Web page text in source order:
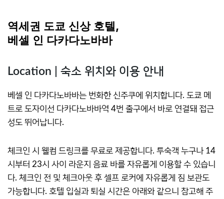
역세권 도쿄 신상 호텔,
베셀 인 다카다노바바
Location | 숙소 위치와 이용 안내
베셀 인 다카다노바바는 번화한 신주쿠에 위치합니다. 도쿄 메
트로 도자이선 다카다노바바역 4번 출구에서 바로 연결돼 접근
성도 뛰어납니다.
체크인 시 웰컴 드링크를 무료로 제공합니다. 투숙객 누구나 14
시부터 23시 사이 라운지 음료 바를 자유롭게 이용할 수 있습니
다. 체크인 전 및 체크아웃 후 셀프 로커에 자유롭게 짐 보관도
가능합니다. 호텔 입실과 퇴실 시간은 아래와 같으니 참고해 주